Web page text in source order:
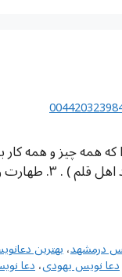
دعا ، تعویزات ، طلسمات ۱. اعتقاد به خدا که همه چیز
او انجام می گیرد . ۲. اجازه از فرد عامل ( صاحب تسخیرات ، صاحب دم نفس ، افراد اهل
درمشهد،بهترین
دعا نویس یهودی،دعا